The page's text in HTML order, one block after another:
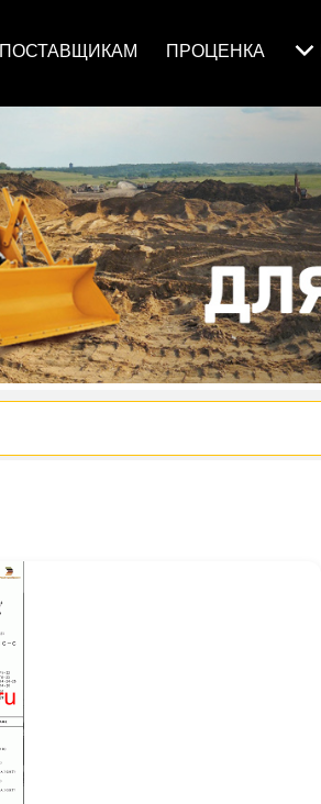
ПОСТАВЩИКАМ ПРОЦЕНКА